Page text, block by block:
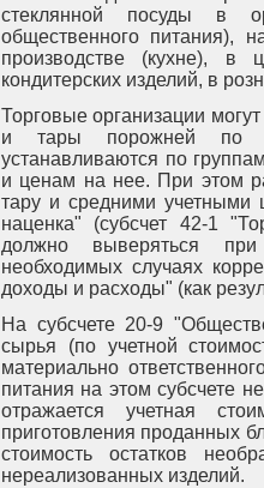
стеклянной посуды в
общественного питания),
производстве (кухне), в
кондитерских изделий, в
Торговые организации
и тары порожней по
устанавливаются по
и ценам на нее. При этом
тару и средними учетными
наценка" (субсчет 42-1
должно выверяться
необходимых случаях
доходы и расходы" (как
На субсчете 20-9
сырья (по учетной
материально
питания на этом субсчете
отражается учетная
приготовления проданных
стоимость остатков
нереализованных изделий.